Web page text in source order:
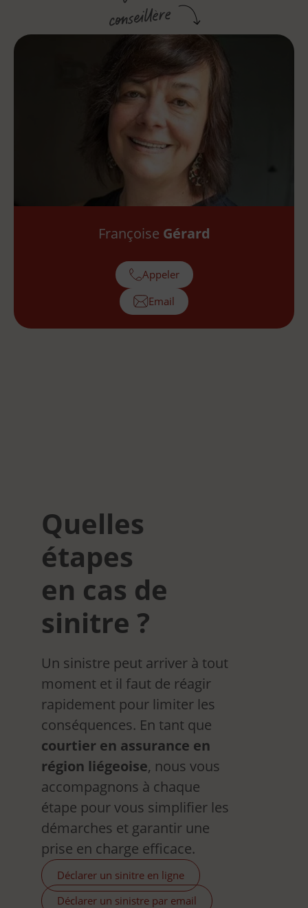
Françoise Gérard
Appeler
Email
Quelles
étapes
en cas de
sinitre ?
Un sinistre peut arriver à tout
moment et il faut de réagir
rapidement pour limiter les
conséquences. En tant que
courtier en assurance en
région liégeoise, nous vous
accompagnons à chaque
étape pour vous simplifier les
démarches et garantir une
prise en charge efficace.
Déclarer un sinitre en ligne
Déclarer un sinistre par email